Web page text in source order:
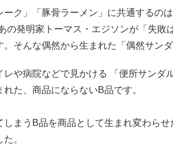
ーク」「豚骨ラーメン」に共通する
の発明家トーマス・エジソンが「失
そんな偶然から生まれた「偶然サン
レや病院などで見かける 「便所サン
た、商品にならないB品です。
まうB品を商品として生まれ変わら
。